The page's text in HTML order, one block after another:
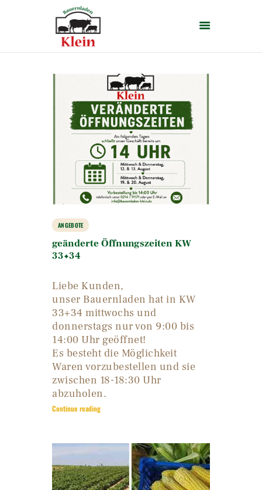
HOME
ÜBER UNS
HOFLADEN
AKTUELLES
VERANSTALTUNGEN
KONTAKT
ANGEBOTE
geänderte Öffnungszeiten KW
33+34
Liebe Kunden,
unser Bauernladen hat in KW
33+34 mittwochs und
donnerstags nur von 9:00 bis
14:00 Uhr geöffnet!
Es besteht die Möglichkeit
Waren vorzubestellen und sie
zwischen 18-18:30 Uhr
abzuholen.
Continue reading